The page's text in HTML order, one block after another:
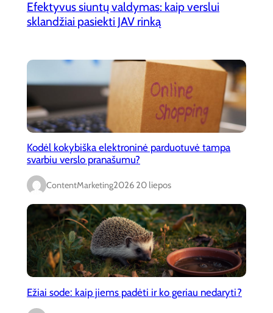
Efektyvus siuntų valdymas: kaip verslui
sklandžiai pasiekti JAV rinką
Kodėl kokybiška elektroninė parduotuvė tampa
svarbiu verslo pranašumu?
ContentMarketing2026 20 liepos
Ežiai sode: kaip jiems padėti ir ko geriau nedaryti?